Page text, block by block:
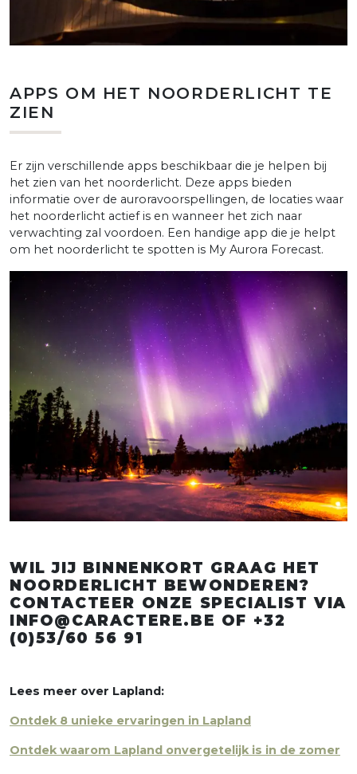
APPS OM HET NOORDERLICHT TE
ZIEN
Er zijn verschillende apps beschikbaar die je helpen bij
het zien van het noorderlicht. Deze apps bieden
informatie over de auroravoorspellingen, de locaties waar
het noorderlicht actief is en wanneer het zich naar
verwachting zal voordoen. Een handige app die je helpt
om het noorderlicht te spotten is My Aurora Forecast.
WIL JIJ BINNENKORT GRAAG HET
NOORDERLICHT BEWONDEREN?
CONTACTEER ONZE SPECIALIST VIA
INFO@CARACTERE.BE OF +32
(0)53/60 56 91
Lees meer over Lapland:
Ontdek 8 unieke ervaringen in Lapland
Ontdek waarom Lapland onvergetelijk is in de zomer